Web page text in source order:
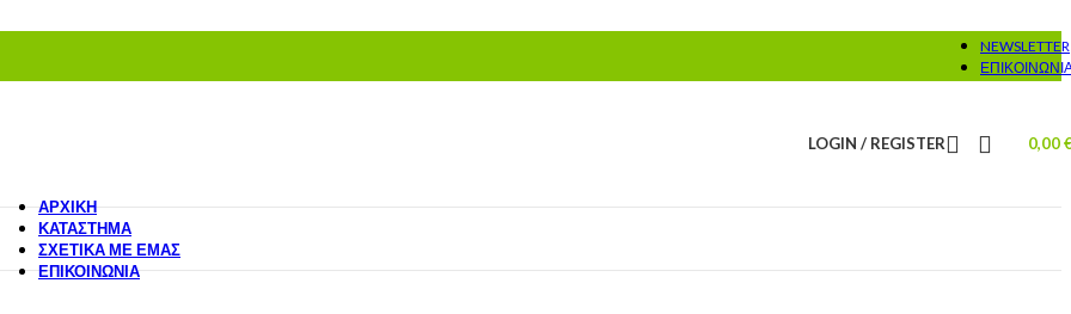
NEWSLETTER
LOGIN / REGISTER 0,00
ΑΡΧΙΚΉ
ΚΑΤΆΣΤΗΜΑ
ΣΧΕΤΙΚΆ ΜΕ ΕΜΆΣ
ΕΠΙΚΟΙΝΩΝΊΑ